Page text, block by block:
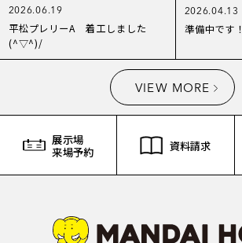
2026.06.19
平松プレリーA 着工しました
(^▽^)/
2026.04.13
準備中です！
VIEW MORE
展示場
来場予約
資料請求